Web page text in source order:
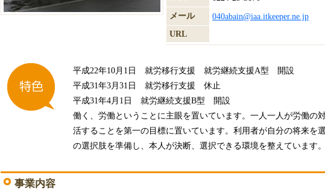
メール
040abain@iaa.itkeeper.ne.jp
URL
平成22年10月1日 就労移行支援 就労継続支援A型 開設
平成31年3月31日 就労移行支援 休止
平成31年4月1日 就労継続支援B型 開設
働く、労働ということに主眼を置いています。一人一人が労働の
活することを第一の目標に置いています。利用者が自分の将来を
の選択肢を準備し、本人が決断、選択できる環境を整えています。
事業内容